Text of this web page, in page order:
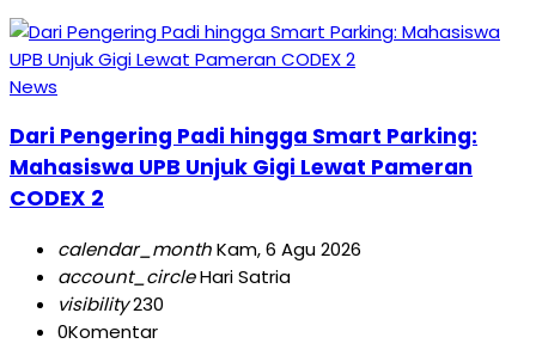
News
Dari Pengering Padi hingga Smart Parking:
Mahasiswa UPB Unjuk Gigi Lewat Pameran
CODEX 2
calendar_monthKam, 6 Agu 2026
account_circleHari Satria
visibility230
0Komentar